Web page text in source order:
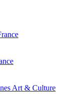
Art & Culture